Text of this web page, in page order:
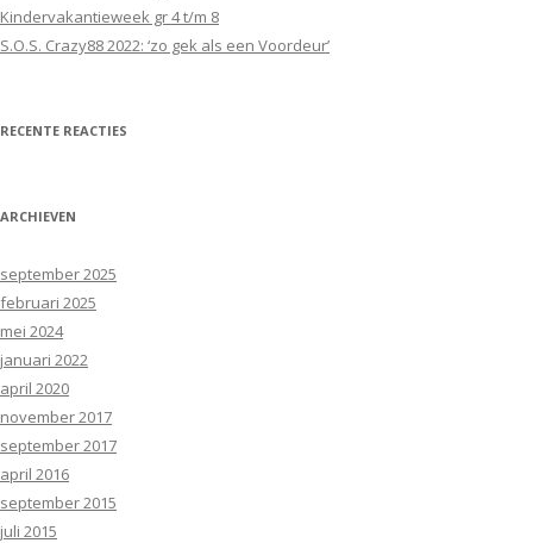
Kindervakantieweek gr 4 t/m 8
S.O.S. Crazy88 2022: ‘zo gek als een Voordeur’
RECENTE REACTIES
ARCHIEVEN
september 2025
februari 2025
mei 2024
januari 2022
april 2020
november 2017
september 2017
april 2016
september 2015
juli 2015